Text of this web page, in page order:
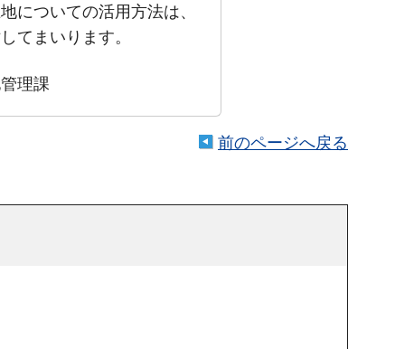
についての活用方法は、
てまいります。
理課
前のページへ戻る